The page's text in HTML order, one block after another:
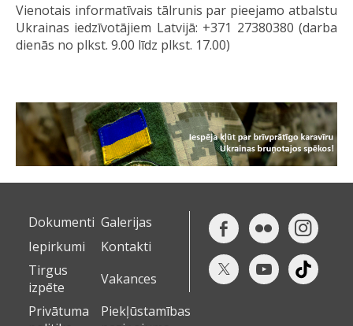
Vienotais informatīvais tālrunis par pieejamo atbalstu
Ukrainas iedzīvotājiem Latvijā: +371 27380380 (darba
dienās no plkst. 9.00 līdz plkst. 17.00)
Dokumenti Galerijas
Iepirkumi
Kontakti
Tirgus
izpēte
Vakances
Privātuma
Piekļūstamības